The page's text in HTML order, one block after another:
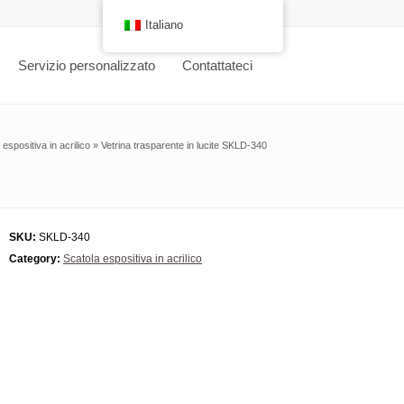
Servizio personalizzato Contattateci
espositiva in acrilico » Vetrina trasparente in lucite SKLD-340
SKU: SKLD-340
Category: Scatola espositiva in acrilico
Italiano